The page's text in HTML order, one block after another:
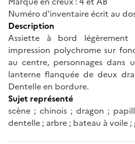
Numéro d'inventaire écrit au
Description
Assiette à bord légèrement
impression polychrome sur
au centre, personnages dans
lanterne flanquée de deux
Dentelle en bordure.
Sujet représenté
scène ; chinois ; dragon ;
dentelle ; arbre ; bateau à voile ;